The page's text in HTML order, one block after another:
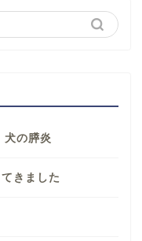
の膵炎
きました